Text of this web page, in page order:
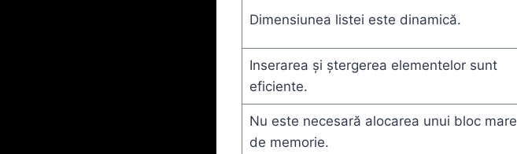
Dimensiunea listei este dinamică.
Inserarea și ștergerea elementelor sunt
eficiente.
Nu este necesară alocarea unui bloc mare
de memorie.